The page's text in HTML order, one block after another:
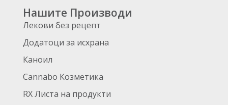
Нашите Производи
Лекови без рецепт
Додатоци за исхрана
Каноил
Cannabo Козметика
RX Листа на продукти